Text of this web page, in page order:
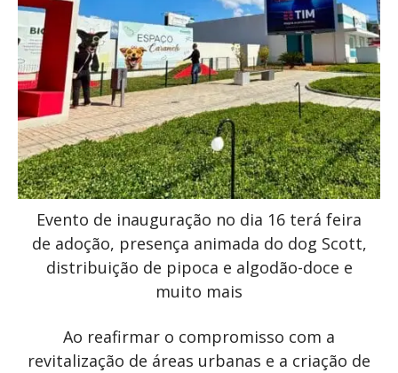
Evento de inauguração no dia 16 terá feira
de adoção, presença animada do dog Scott,
distribuição de pipoca e algodão-doce e
muito mais
Ao reafirmar o compromisso com a
revitalização de áreas urbanas e a criação de